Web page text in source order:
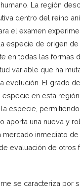
La región
dentro del reino
el examen
especie de origen de
en todas las formas
variable que ha
evolución. El grado
especie en esta
la especie,
aporta una nueva y
mercado inmediato
evaluación de otros
se caracteriza por